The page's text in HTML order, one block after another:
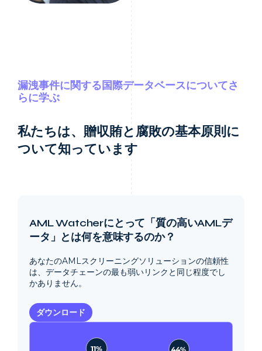
漏洩事件に関する国際データベースについてさ
らに学ぶ
私たちは、贈収賄と腐敗の基本原則に
ついて知っています
AML Watcherにとって「質の高いAMLデ
ータ」とは何を意味するのか？
あなたのAMLスクリーニングソリューションの信頼性
は、データチェーンの最も弱いリンクと同じ程度でし
かありません。
ダウンロード